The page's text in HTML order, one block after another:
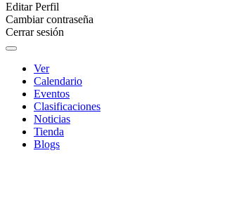
Editar Perfil
Cambiar contraseña
Cerrar sesión
Ver
Calendario
Eventos
Clasificaciones
Noticias
Tienda
Blogs